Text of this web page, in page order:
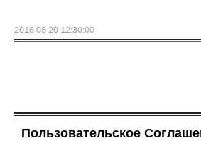
2016-08-20 12:30:00
Пользовательское